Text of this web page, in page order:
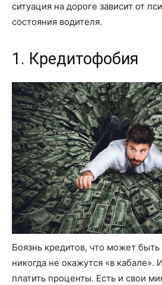
ситуация на дороге зависит от
состояния водителя.
1. Кредитофобия
Боязнь кредитов, что может
никогда не окажутся «в кабале».
платить проценты. Есть и свои